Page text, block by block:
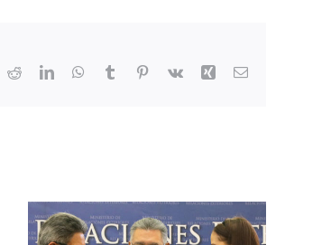
RedditLinkedInWhatsApp
Tumblr Pinterest
Vk Xing Correo